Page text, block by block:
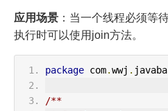
应用场景 ：当一个线程必须等
执行时可以使用join方法。
package com.wwj .
/**